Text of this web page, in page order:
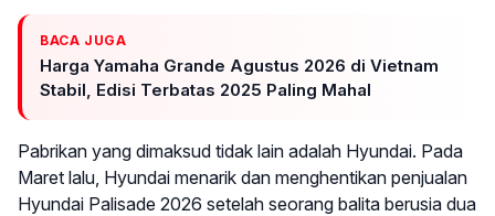
BACA JUGA
Harga Yamaha Grande Agustus 2026 di Vietnam
Stabil, Edisi Terbatas 2025 Paling Mahal
Pabrikan yang dimaksud tidak lain adalah Hyundai. Pada
Maret lalu, Hyundai menarik dan menghentikan penjualan
Hyundai Palisade 2026 setelah seorang balita berusia dua